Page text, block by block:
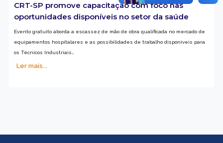
CRT-SP promove capacitação com foco nas
oportunidades disponíveis no setor da saúde
Evento gratuito aborda a escassez de mão de obra qualificada no mercado de
equipamentos hospitalares e as possibilidades de trabalho disponíveis para
os Técnicos Industriais…
Ler mais...